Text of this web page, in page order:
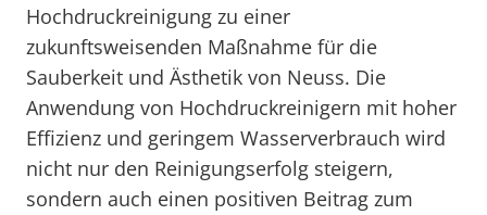
Hochdruckreinigung zu einer
zukunftsweisenden Maßnahme für die
Sauberkeit und Ästhetik von Neuss. Die
Anwendung von Hochdruckreinigern mit hoher
Effizienz und geringem Wasserverbrauch wird
nicht nur den Reinigungserfolg steigern,
sondern auch einen positiven Beitrag zum